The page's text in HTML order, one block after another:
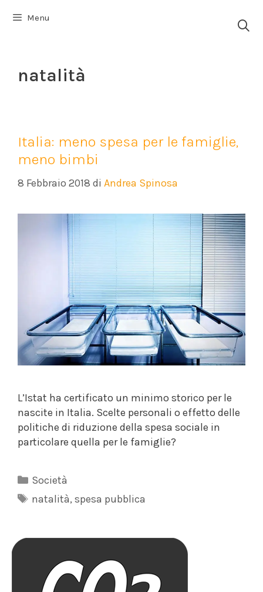
Menu
natalità
Italia: meno spesa per le famiglie,
meno bimbi
8 Febbraio 2018 di Andrea Spinosa
L’Istat ha certificato un minimo storico per le
nascite in Italia. Scelte personali o effetto delle
politiche di riduzione della spesa sociale in
particolare quella per le famiglie?
Categorie
Società
Tag
natalità, spesa pubblica